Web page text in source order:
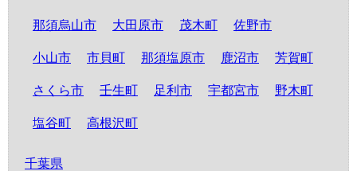
那須烏山市 大田原市 茂木町 佐野市
小山市 市貝町 那須塩原市 鹿沼市 芳賀町
さくら市 壬生町 足利市 宇都宮市 野木町
塩谷町 高根沢町
千葉県